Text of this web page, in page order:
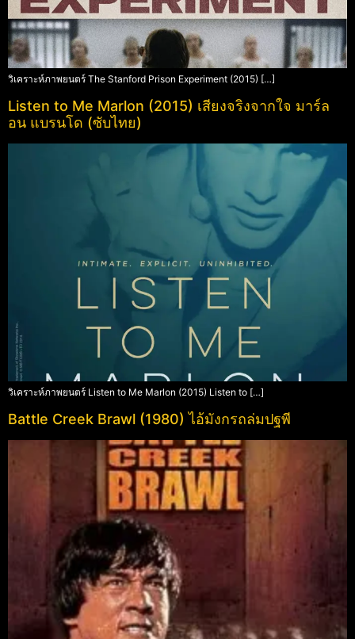
วิเคราะห์ภาพยนตร์ The Stanford Prison Experiment (2015) […]
Listen to Me Marlon (2015) เสียงจริงจากใจ มาร์ล
อน แบรนโด (ซับไทย)
วิเคราะห์ภาพยนตร์ Listen to Me Marlon (2015) Listen to […]
Battle Creek Brawl (1980) ไอ้มังกรถล่มปฐพี